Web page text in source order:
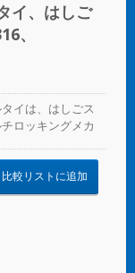
イ、はしご
、
イは、はしごス
ロッキングメカ
比較リストに追加